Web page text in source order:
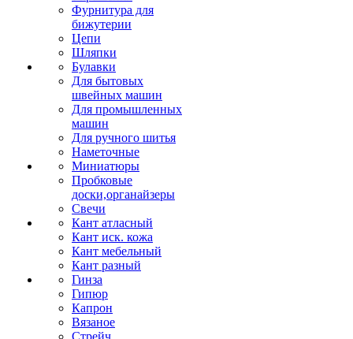
Фурнитура для
бижутерии
Цепи
Шляпки
Булавки
Для бытовых
швейных машин
Для промышленных
машин
Для ручного шитья
Наметочные
Миниатюры
Пробковые
доски,органайзеры
Свечи
Кант атласный
Кант иск. кожа
Кант мебельный
Кант разный
Гинза
Гипюр
Капрон
Вязаное
Стрейч